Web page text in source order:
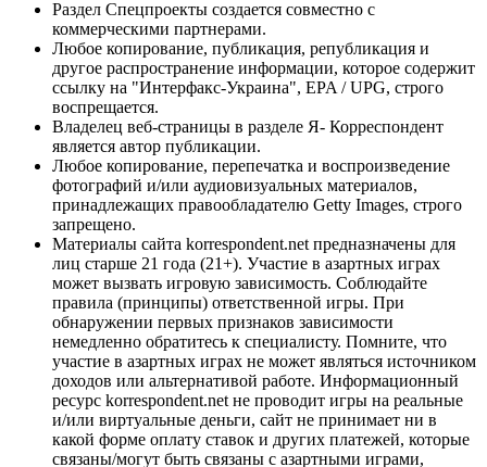
Раздел Спецпроекты создается совместно с
коммерческими партнерами.
Любое копирование, публикация, републикация и
другое распространение информации, которое содержит
ссылку на "Интерфакс-Украина", EPA / UPG, строго
воспрещается.
Владелец веб-страницы в разделе Я- Корреспондент
является автор публикации.
Любое копирование, перепечатка и воспроизведение
фотографий и/или аудиовизуальных материалов,
принадлежащих правообладателю Getty Images, строго
запрещено.
Материалы сайта korrespondent.net предназначены для
лиц старше 21 года (21+). Участие в азартных играх
может вызвать игровую зависимость. Соблюдайте
правила (принципы) ответственной игры. При
обнаружении первых признаков зависимости
немедленно обратитесь к специалисту. Помните, что
участие в азартных играх не может являться источником
доходов или альтернативой работе. Информационный
ресурс korrespondent.net не проводит игры на реальные
и/или виртуальные деньги, сайт не принимает ни в
какой форме оплату ставок и других платежей, которые
связаны/могут быть связаны с азартными играми,